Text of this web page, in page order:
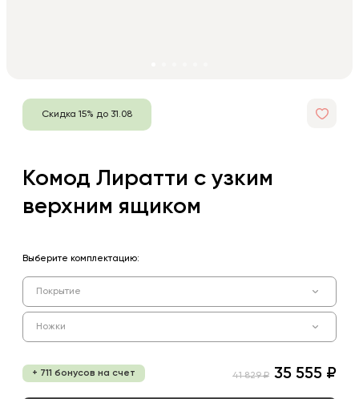
Скидка 15% до 31.08
Комод Лиратти с узким
верхним ящиком
Выберите комплектацию:
Покрытие
Ножки
+ 711 бонусов на счет 41 829 ₽ 35 555 ₽